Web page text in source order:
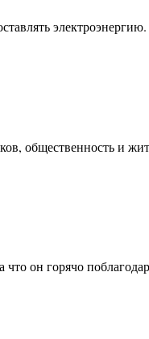
общественность и
он горячо